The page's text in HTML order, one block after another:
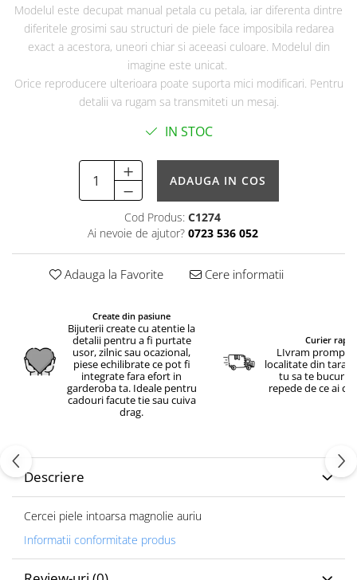
Modelul este decupat manual petala cu petala, iar diferenta dintre
diferitele grosimi sau structuri de piele face imposibila redarea
exact a acestora, uneori chiar si aceeasi culoare. Modelul din
imagine este unicat.
Orice reproducere ulterioara poate suporta mici modificari. Pentru
detalii va rugam sa transmiteti un mesaj.
IN STOC
ADAUGA IN COS
Cod Produs: C1274
Ai nevoie de ajutor? 0723 536 052
Adauga la Favorite Cere informatii
Create din pasiune
Bijuterii create cu atentie la
detalii pentru a fi purtate
usor, zilnic sau ocazional,
piese echilibrate ce pot fi
integrate fara efort in
garderoba ta. Ideale pentru
cadouri facute tie sau cuiva
drag.
Curier rapid
LIvram prompt
localitate din tara.
tu sa te bucuri
repede de ce ai
Descriere
Cercei piele intoarsa magnolie auriu
Informatii conformitate produs